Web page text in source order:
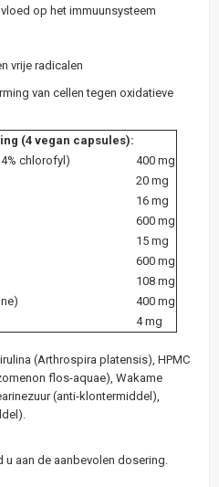
op het immuunsysteem
vrije radicalen
van cellen tegen oxidatieve
(4 vegan capsules):
chlorofyl)
400 mg
20 mg
16 mg
600 mg
15 mg
600 mg
108 mg
400 mg
4 mg
(Arthrospira platensis), HPMC
flos-aquae), Wakame
(anti-klontermiddel),
u aan de aanbevolen dosering.